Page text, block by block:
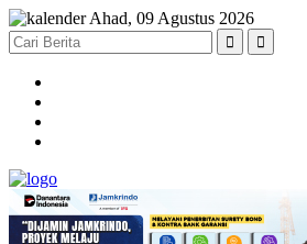
Ahad, 09 Agustus 2026